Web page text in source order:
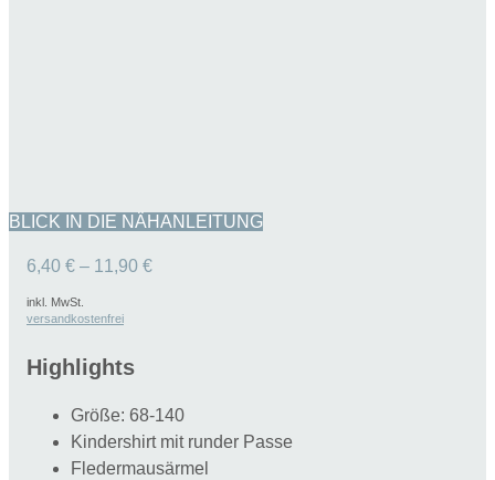
BLICK IN DIE NÄHANLEITUNG
6,40 € – 11,90 €
inkl. MwSt.
versandkostenfrei
Highlights
Größe: 68-140
Kindershirt mit runder Passe
Fledermausärmel